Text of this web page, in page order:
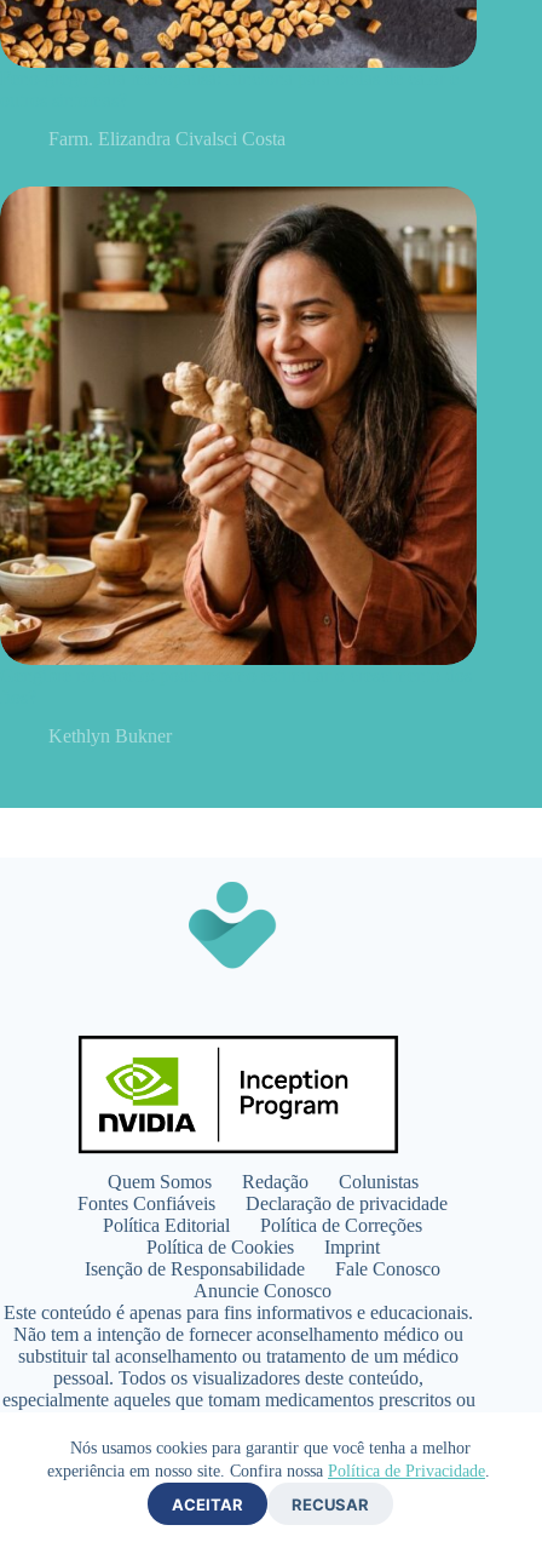
Nós usamos cookies para garantir que você tenha a melhor
experiência em nosso site. Confira nossa Política de Privacidade.
ACEITAR RECUSAR
Farm. Elizandra Civalsci Costa
Kethlyn Bukner
Quem Somos Redação
Colunistas
Fontes Confiáveis
Declaração de privacidade
Política Editorial
Política de Correções
Política de Cookies
Imprint
Isenção de Responsabilidade
Fale Conosco
Anuncie Conosco
Este conteúdo é apenas para fins informativos e educacionais.
Não tem a intenção de fornecer aconselhamento médico ou
substituir tal aconselhamento ou tratamento de um médico
pessoal. Todos os visualizadores deste conteúdo,
especialmente aqueles que tomam medicamentos prescritos ou
qualquer programa de nutrição, suplementação ou estilo de
vida.
Copyright © 2026 - SaúdeLAB.com pertence ao grupo
VKCF Soluções Digitais Ltda - CNPJ n° 43.726.917/0001-80